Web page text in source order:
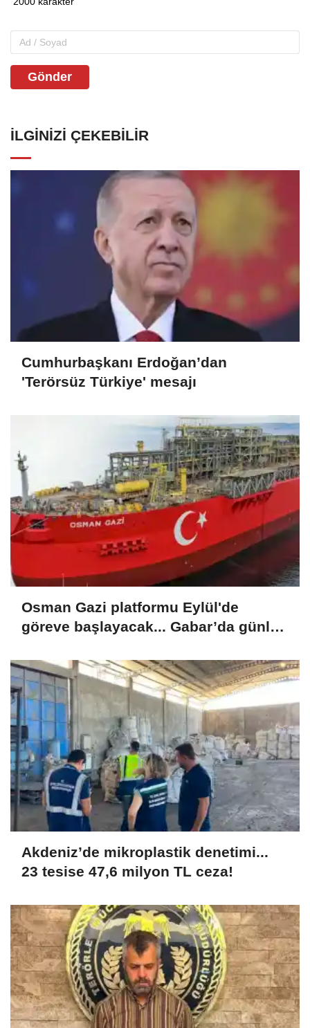
Gönder
İLGINIZI ÇEKEBILIR
Cumhurbaşkanı Erdoğan’dan
'Terörsüz Türkiye' mesajı
Osman Gazi platformu Eylül'de
göreve başlayacak... Gabar’da günlük
Akdeniz’de mikroplastik denetimi...
23 tesise 47,6 milyon TL ceza!